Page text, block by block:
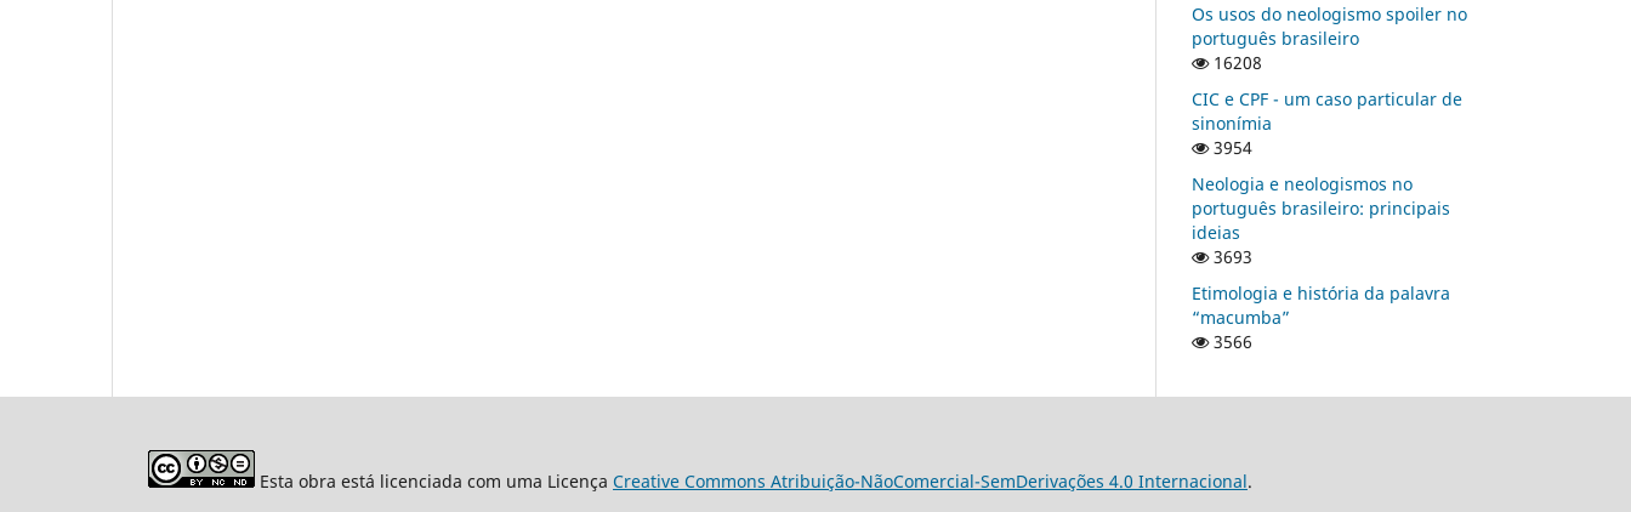
Os usos do neologismo spoiler no
português brasileiro
16208
CIC e CPF - um caso particular de
sinonímia
3954
Neologia e neologismos no
português brasileiro: principais
ideias
3693
Etimologia e história da palavra
“macumba”
3566
Esta obra está licenciada com uma Licença Creative Commons Atribuição-NãoComercial-SemDerivações 4.0 Internacional.